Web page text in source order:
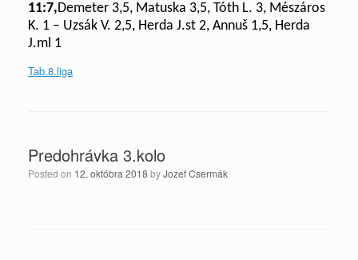
11:7,Demeter 3,5, Matuska 3,5, Tóth L. 3, Mészáros
K. 1 – Uzsák V. 2,5, Herda J.st 2, Annuš 1,5, Herda
J.ml 1
Tab.8.liga
Predohrávka 3.kolo
Posted on 12. októbra 2018 byJozef Csermák